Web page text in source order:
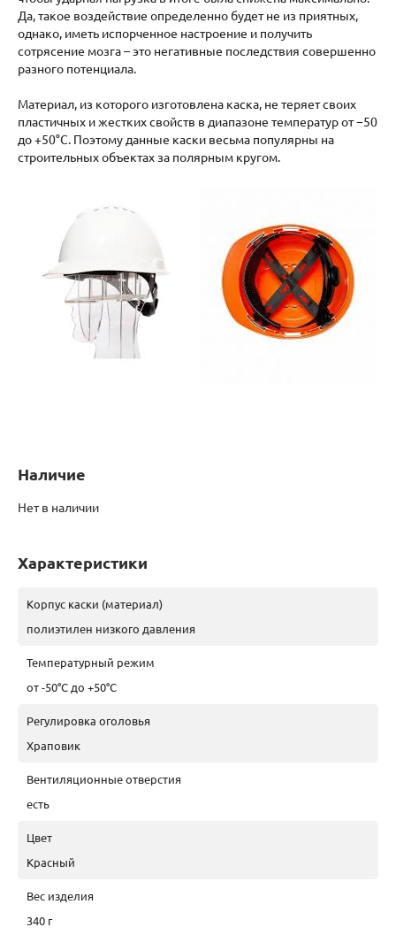
Да, такое воздействие определенно будет не из приятных,
однако, иметь испорченное настроение и получить
сотрясение мозга – это негативные последствия совершенно
разного потенциала.
Материал, из которого изготовлена каска, не теряет своих
пластичных и жестких свойств в диапазоне температур от −50
до +50°C. Поэтому данные каски весьма популярны на
строительных объектах за полярным кругом.
Наличие
Нет в наличии
Характеристики
Корпус каски (материал)
полиэтилен низкого давления
Температурный режим
от -50°C до +50°C
Регулировка оголовья
Храповик
Вентиляционные отверстия
есть
Цвет
Красный
Вес изделия
340 г